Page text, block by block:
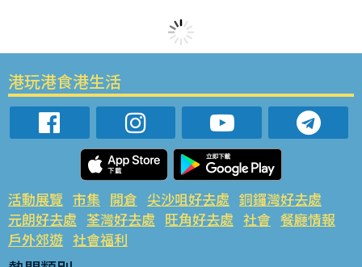
港玩港食港生活
活動展覽 市集 開倉 尖沙咀好去處 銅鑼灣好去處
元朗好去處 荃灣好去處 旺角好去處 社會 餐廳情報
戶外郊遊 社會福利